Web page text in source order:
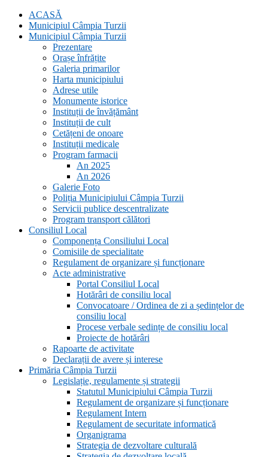
ACASĂ
Municipiul Câmpia Turzii
Municipiul Câmpia Turzii
Prezentare
Orașe înfrățite
Galeria primarilor
Harta municipiului
Adrese utile
Monumente istorice
Instituții de învățământ
Instituții de cult
Cetățeni de onoare
Instituții medicale
Program farmacii
An 2025
An 2026
Galerie Foto
Poliția Municipiului Câmpia Turzii
Servicii publice descentralizate
Program transport călători
Consiliul Local
Componența Consiliului Local
Comisiile de specialitate
Regulament de organizare și funcționare
Acte administrative
Portal Consiliul Local
Hotărâri de consiliu local
Convocatoare / Ordinea de zi a ședințelor de
consiliu local
Procese verbale sedințe de consiliu local
Proiecte de hotărâri
Rapoarte de activitate
Declarații de avere și interese
Primăria Câmpia Turzii
Legislație, regulamente și strategii
Statutul Municipiului Câmpia Turzii
Regulament de organizare și funcționare
Regulament Intern
Regulament de securitate informatică
Organigrama
Strategia de dezvoltare culturală